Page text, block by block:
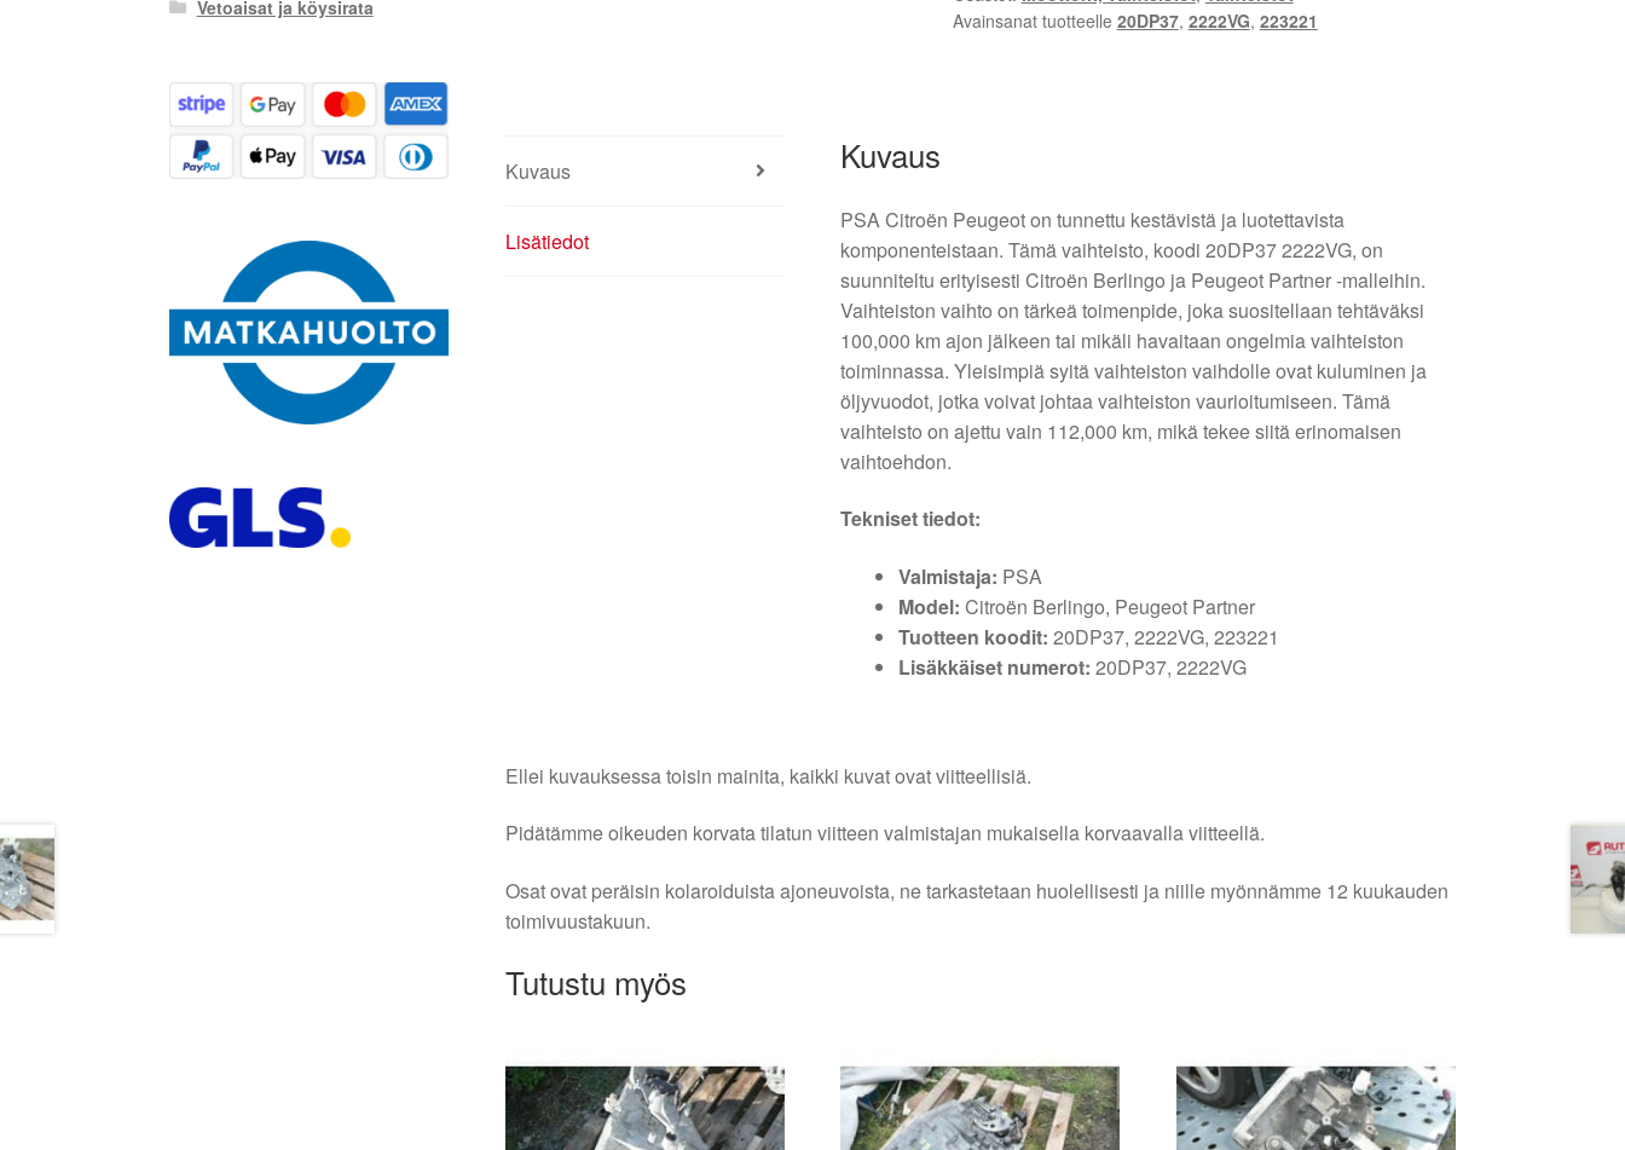
Avainsanat tuotteelle 20DP37, 2222VG, 223221
Kuvaus
Lisätiedot
Kuvaus
PSA Citroën Peugeot on tunnettu kestävistä ja luotettavista
komponenteistaan. Tämä vaihteisto, koodi 20DP37 2222VG, on
suunniteltu erityisesti Citroën Berlingo ja Peugeot Partner -malleihin.
Vaihteiston vaihto on tärkeä toimenpide, joka suositellaan tehtäväksi
100,000 km ajon jälkeen tai mikäli havaitaan ongelmia vaihteiston
toiminnassa. Yleisimpiä syitä vaihteiston vaihdolle ovat kuluminen ja
öljyvuodot, jotka voivat johtaa vaihteiston vaurioitumiseen. Tämä
vaihteisto on ajettu vain 112,000 km, mikä tekee siitä erinomaisen
vaihtoehdon.
Tekniset tiedot:
Valmistaja: PSA
Model: Citroën Berlingo, Peugeot Partner
Tuotteen koodit: 20DP37, 2222VG, 223221
Lisäkkäiset numerot: 20DP37, 2222VG
Ellei kuvauksessa toisin mainita, kaikki kuvat ovat viitteellisiä.
Pidätämme oikeuden korvata tilatun viitteen valmistajan mukaisella korvaavalla viitteellä.
Osat ovat peräisin kolaroiduista ajoneuvoista, ne tarkastetaan huolellisesti ja niille myönnämme 12 kuukauden
toimivuustakuun.
Tutustu myös
Vetoaisat ja köysirata